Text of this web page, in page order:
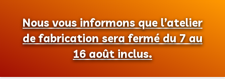
Nous vous informons que l’atelier
de fabrication sera fermé du 7 au
16 août inclus.